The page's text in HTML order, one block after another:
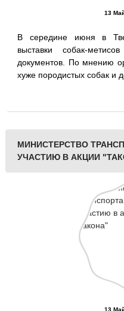
13
В середине июня в
выставки собак-
документов. По мнению
хуже породистых собак и
МИНИСТЕРСТВО
УЧАСТИЮ В АКЦИИ
13